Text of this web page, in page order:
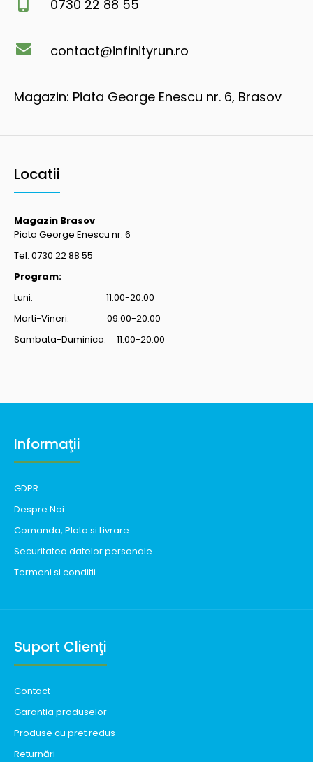
0730 22 88 55
contact@infinityrun.ro
Magazin: Piata George Enescu nr. 6, Brasov
Locatii
Magazin Brasov
Piata George Enescu nr. 6
Tel: 0730 22 88 55
Program:
Luni: 11:00-20:00
Marti-Vineri: 09:00-20:00
Sambata-Duminica: 11:00-20:00
Informaţii
GDPR
Despre Noi
Comanda, Plata si Livrare
Securitatea datelor personale
Termeni si conditii
Suport Clienţi
Contact
Garantia produselor
Produse cu pret redus
Returnări